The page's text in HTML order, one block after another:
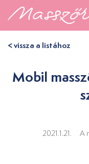
< vissza a listához
Mobil
2021.1.21. A